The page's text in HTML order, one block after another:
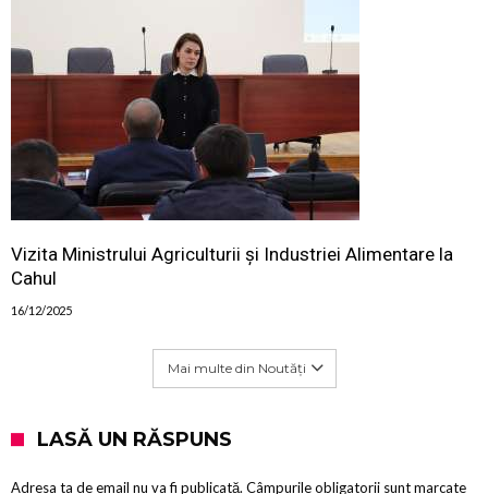
Vizita Ministrului Agriculturii și Industriei Alimentare la
Cahul
16/12/2025
Mai multe din Noutăți
LASĂ UN RĂSPUNS
Adresa ta de email nu va fi publicată. Câmpurile obligatorii sunt marcate